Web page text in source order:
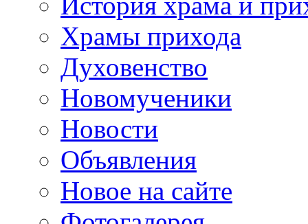
Храмы прихода
Духовенство
Новомученики
Новости
Объявления
Новое на сайте